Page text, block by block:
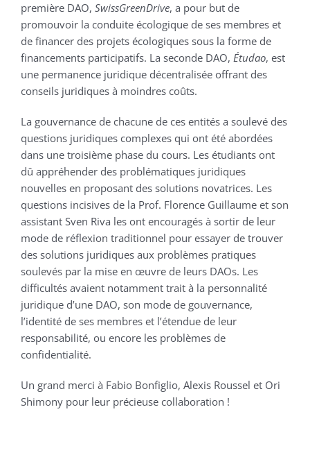
première DAO, SwissGreenDrive, a pour but de
promouvoir la conduite écologique de ses membres et
de financer des projets écologiques sous la forme de
financements participatifs. La seconde DAO, Étudao, est
une permanence juridique décentralisée offrant des
conseils juridiques à moindres coûts.
La gouvernance de chacune de ces entités a soulevé des
questions juridiques complexes qui ont été abordées
dans une troisième phase du cours. Les étudiants ont
dû appréhender des problématiques juridiques
nouvelles en proposant des solutions novatrices. Les
questions incisives de la Prof. Florence Guillaume et son
assistant Sven Riva les ont encouragés à sortir de leur
mode de réflexion traditionnel pour essayer de trouver
des solutions juridiques aux problèmes pratiques
soulevés par la mise en œuvre de leurs DAOs. Les
difficultés avaient notamment trait à la personnalité
juridique d’une DAO, son mode de gouvernance,
l’identité de ses membres et l’étendue de leur
responsabilité, ou encore les problèmes de
confidentialité.
Un grand merci à Fabio Bonfiglio, Alexis Roussel et Ori
Shimony pour leur précieuse collaboration !